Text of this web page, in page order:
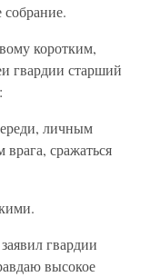
собрание.
коротким,
гвардии старший
личным
сражаться
гвардии
высокое